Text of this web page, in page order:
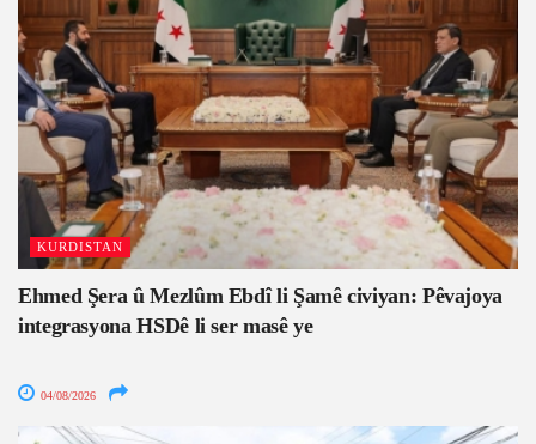
KURDISTAN
Ehmed Şera û Mezlûm Ebdî li Şamê civiyan: Pêvajoya
integrasyona HSDê li ser masê ye
04/08/2026